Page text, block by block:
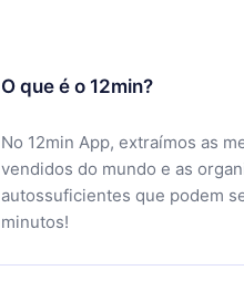
O que é o 12min?
No 12min App, extraímos as
vendidos do mundo e as
autossuficientes que podem
minutos!